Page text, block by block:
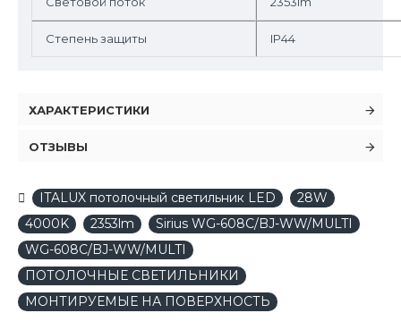
Степень защиты IP44
ХАРАКТЕРИСТИКИ
ОТЗЫВЫ
ITALUX потолочный светильник LED
28W
4000K
2353lm
Sirius WG-608C/BJ-WW/MULTI
WG-608C/BJ-WW/MULTI
ПОТОЛОЧНЫЕ СВЕТИЛЬНИКИ
МОНТИРУЕМЫЕ НА ПОВЕРХНОСТЬ